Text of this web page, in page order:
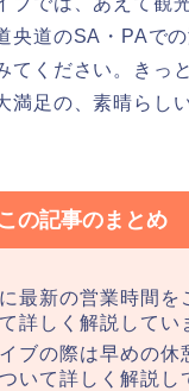
央道のSA・PAで
てください。きっ
満足の、素晴らし
この記事のまとめ
最新の営業時間を
詳しく解説してい
ブの際は早めの休
いて詳しく解説し